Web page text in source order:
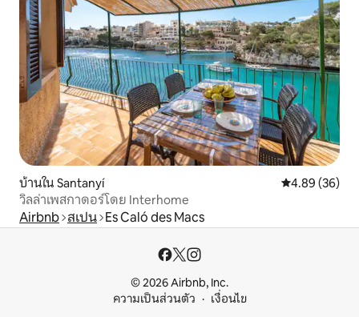
บ้านใน Santanyí คะแนนเฉลี่ย
4.89 (36)
วิลล่าเพสกาดอร์โดย Interhome
Airbnb สเปน Es Caló des Macs
© 2026 Airbnb, Inc.
ความเป็นส่วนตัว
เงื่อนไข